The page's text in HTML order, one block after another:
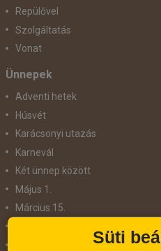
Repülővel
Szolgáltatás
Vonat
Ünnepek
Adventi hetek
Húsvét
Karácsonyi utazás
Karnevál
Két ünnep között
Május 1.
Március 15.
Süti